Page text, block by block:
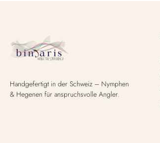
Handgefertigt in der Schweiz – Nymphen
& Hegenen für anspruchsvolle Angler.